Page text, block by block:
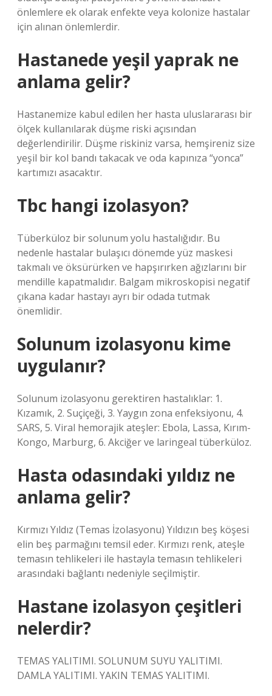
önlemlere ek olarak enfekte veya kolonize hastalar
için alınan önlemlerdir.
Hastanede yeşil yaprak ne
anlama gelir?
Hastanemize kabul edilen her hasta uluslararası bir
ölçek kullanılarak düşme riski açısından
değerlendirilir. Düşme riskiniz varsa, hemşireniz size
yeşil bir kol bandı takacak ve oda kapınıza “yonca”
kartımızı asacaktır.
Tbc hangi izolasyon?
Tüberküloz bir solunum yolu hastalığıdır. Bu
nedenle hastalar bulaşıcı dönemde yüz maskesi
takmalı ve öksürürken ve hapşırırken ağızlarını bir
mendille kapatmalıdır. Balgam mikroskopisi negatif
çıkana kadar hastayı ayrı bir odada tutmak
önemlidir.
Solunum izolasyonu kime
uygulanır?
Solunum izolasyonu gerektiren hastalıklar: 1.
Kızamık, 2. Suçiçeği, 3. Yaygın zona enfeksiyonu, 4.
SARS, 5. Viral hemorajik ateşler: Ebola, Lassa, Kırım-
Kongo, Marburg, 6. Akciğer ve laringeal tüberküloz.
Hasta odasındaki yıldız ne
anlama gelir?
Kırmızı Yıldız (Temas İzolasyonu) Yıldızın beş köşesi
elin beş parmağını temsil eder. Kırmızı renk, ateşle
temasın tehlikeleri ile hastayla temasın tehlikeleri
arasındaki bağlantı nedeniyle seçilmiştir.
Hastane izolasyon çeşitleri
nelerdir?
TEMAS YALITIMI. SOLUNUM SUYU YALITIMI.
DAMLA YALITIMI. YAKIN TEMAS YALITIMI.